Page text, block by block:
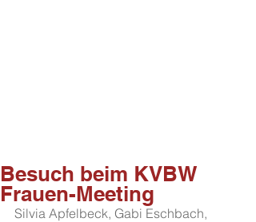
Besuch beim KVBW
Frauen-Meeting
Silvia Apfelbeck, Gabi Eschbach,